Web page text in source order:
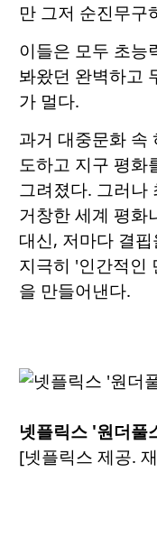
만 그저 순진무구
이들은 모두 초능
봐왔던 완벽하고
가 멀다.
과거 대중문화 속
도하고 지구 평화
그려졌다. 그러나
거창한 세계 평화
대신, 저마다 결
지극히 '인간적인
을 만들어낸다.
넷플릭스 '원더풀
[넷플릭스 제공.